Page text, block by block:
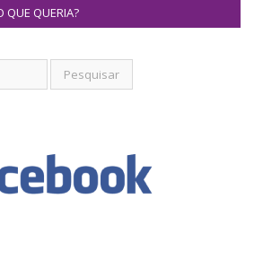
QUE QUERIA?